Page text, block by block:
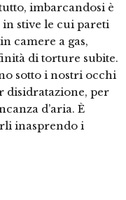
imbarcandosi è
in stive le cui pareti
camere a gas,
di torture subite.
sotto i nostri occhi
disidratazione, per
d’aria. È
inasprendo i